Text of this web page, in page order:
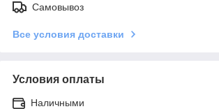
Самовывоз
Все условия доставки
Условия оплаты
Наличными